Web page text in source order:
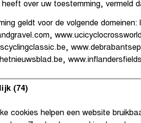
heeft over uw toestemming, vermeld
geldt voor de volgende
(74)
cookies helpen een website